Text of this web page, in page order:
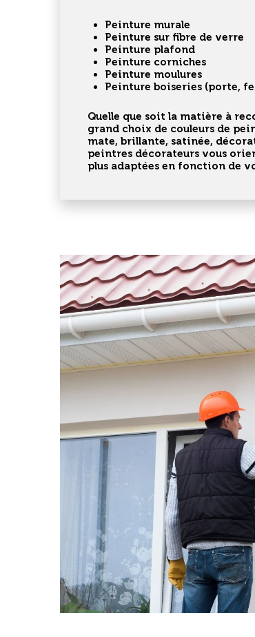
Peinture murale
Peinture sur fibre de verre
Peinture plafond
Peinture corniches
Peinture moulures
Peinture boiseries (porte,
Quelle que soit la matière à
grand choix de couleurs de
mate, brillante, satinée,
peintres décorateurs vous
plus adaptées en fonction de